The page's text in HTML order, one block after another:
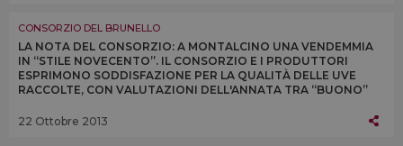
CONSORZIO DEL BRUNELLO
LA NOTA DEL CONSORZIO: A MONTALCINO UNA VENDEMMIA
IN “STILE NOVECENTO”. IL CONSORZIO E I PRODUTTORI
ESPRIMONO SODDISFAZIONE PER LA QUALITÀ DELLE UVE
RACCOLTE, CON VALUTAZIONI DELL'ANNATA TRA “BUONO”
22 Ottobre 2013